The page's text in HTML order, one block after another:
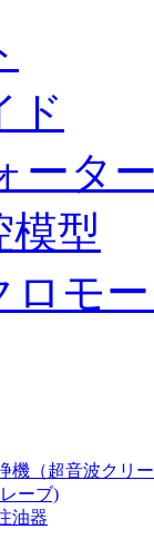
ド
ータ
模型
ロモ
機（超音波クリ
ーブ)
油器